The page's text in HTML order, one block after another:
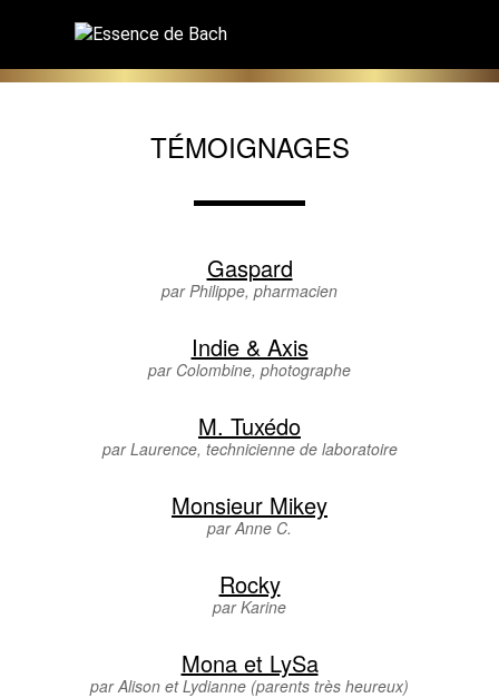
TÉMOIGNAGES
Gaspard
par Philippe, pharmacien
Indie & Axis
par Colombine, photographe
M. Tuxédo
par Laurence, technicienne de laboratoire
Monsieur Mikey
par Anne C.
Rocky
par Karine
Mona et LySa
par Alison et Lydianne (parents très heureux)